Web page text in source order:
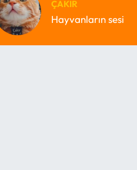
ÇAKIR
Hayvanların sesi